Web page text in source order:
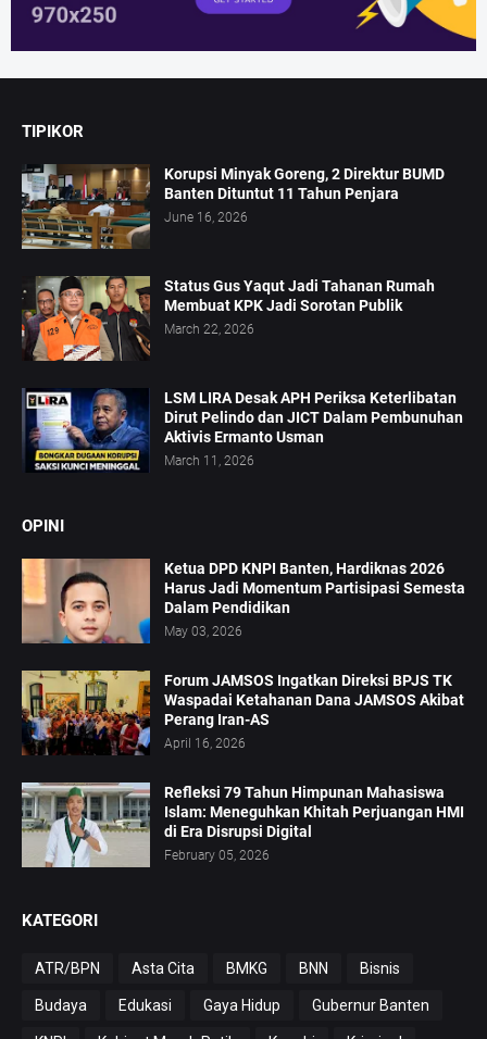
TIPIKOR
Korupsi Minyak Goreng, 2 Direktur BUMD
Banten Dituntut 11 Tahun Penjara
June 16, 2026
Status Gus Yaqut Jadi Tahanan Rumah
Membuat KPK Jadi Sorotan Publik
March 22, 2026
LSM LIRA Desak APH Periksa Keterlibatan
Dirut Pelindo dan JICT Dalam Pembunuhan
Aktivis Ermanto Usman
March 11, 2026
OPINI
Ketua DPD KNPI Banten, Hardiknas 2026
Harus Jadi Momentum Partisipasi Semesta
Dalam Pendidikan
May 03, 2026
Forum JAMSOS Ingatkan Direksi BPJS TK
Waspadai Ketahanan Dana JAMSOS Akibat
Perang Iran-AS
April 16, 2026
Refleksi 79 Tahun Himpunan Mahasiswa
Islam: Meneguhkan Khitah Perjuangan HMI
di Era Disrupsi Digital
February 05, 2026
KATEGORI
ATR/BPN Asta Cita BMKG BNN Bisnis
Budaya Edukasi Gaya Hidup Gubernur Banten